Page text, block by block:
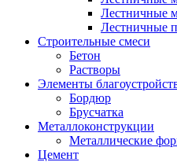
Лестничные
Строительные смеси
Бетон
Растворы
Элементы
Бордюр
Брусчатка
Металлоконструкции
Металлические
Цемент